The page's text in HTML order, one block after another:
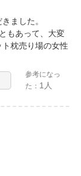
ました。
もあって、大変
枕売り場の女性
参考になっ
た： 1人